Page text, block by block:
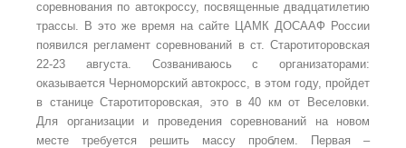
соревнования по автокроссу, посвященные двадцатилетию
трассы. В это же время на сайте ЦАМК ДОСААФ России
появился регламент соревнований в ст. Старотиторовская
22-23 августа. Созваниваюсь с организаторами:
оказывается Черноморский автокросс, в этом году, пройдет
в станице Старотиторовская, это в 40 км от Веселовки.
Для организации и проведения соревнований на новом
месте требуется решить массу проблем. Первая –